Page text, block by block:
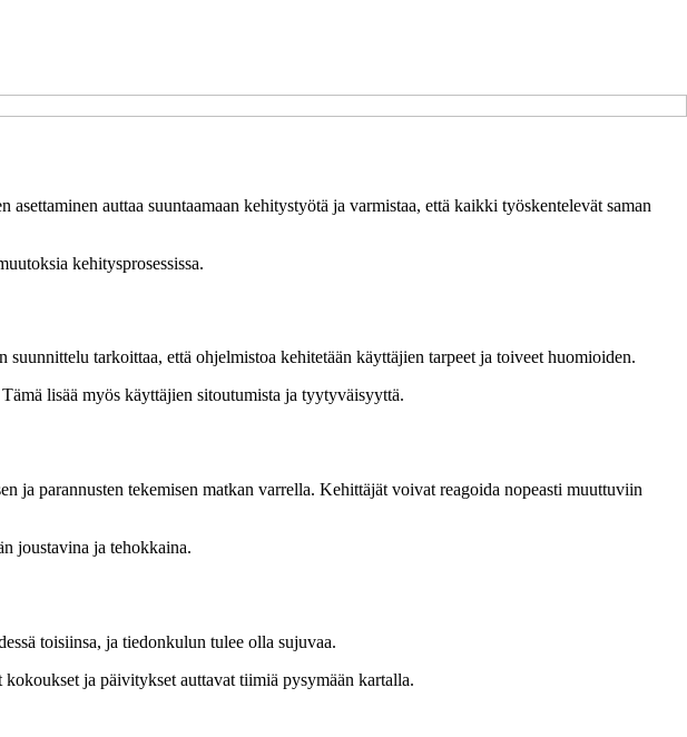
auttaa suuntaamaan kehitystyötä ja varmistaa, että kaikki työskentelevät saman
kehitysprosessissa.
tarkoittaa, että ohjelmistoa kehitetään käyttäjien tarpeet ja toiveet huomioiden.
lisää myös käyttäjien sitoutumista ja tyytyväisyyttä.
ja parannusten tekemisen matkan varrella. Kehittäjät voivat reagoida nopeasti muuttuviin
joustavina ja tehokkaina.
toisiinsa, ja tiedonkulun tulee olla sujuvaa.
ja päivitykset auttavat tiimiä pysymään kartalla.